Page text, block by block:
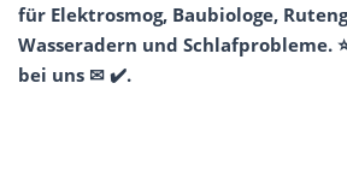
für Elektrosmog, Baubiologe,
Wasseradern und Schlafprobleme.
bei uns ✉ ✔️.